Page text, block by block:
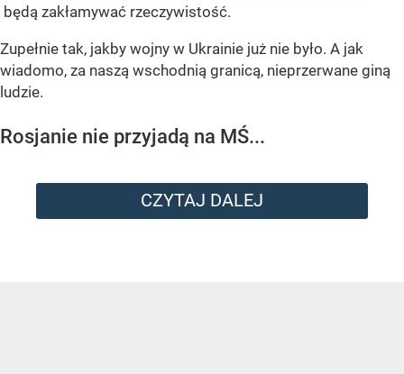
będą zakłamywać rzeczywistość.
Zupełnie tak, jakby wojny w Ukrainie już nie było. A jak
wiadomo, za naszą wschodnią granicą, nieprzerwane giną
ludzie.
Rosjanie nie przyjadą na MŚ...
CZYTAJ DALEJ